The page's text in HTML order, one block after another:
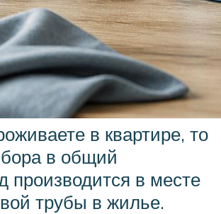
в квартире, то
в общий
производится в месте
трубы в жилье.